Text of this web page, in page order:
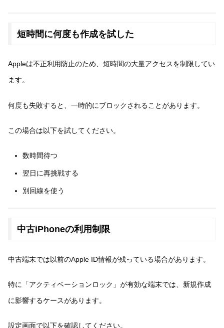
短時間に何度も作成を試した
Appleは不正利用防止のため、短時間の大量アクセスを制限してい
ます。
何度も失敗すると、一時的にブロックされることがあります。
この場合は以下を試してください。
数時間待つ
翌日に再挑戦する
別回線を使う
中古iPhoneの利用制限
中古端末では以前のApple ID情報が残っている場合があります。
特に「アクティベーションロック」が有効な端末では、新規作成
に影響するケースがあります。
設定画面で以下を確認してください。